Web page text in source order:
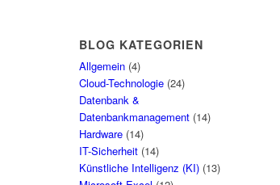
BLOG KATEGORIEN
Allgemein (4)
Cloud-Technologie (24)
Datenbank &
Datenbankmanagement (14)
Hardware (14)
IT-Sicherheit (14)
Künstliche Intelligenz (KI) (13)